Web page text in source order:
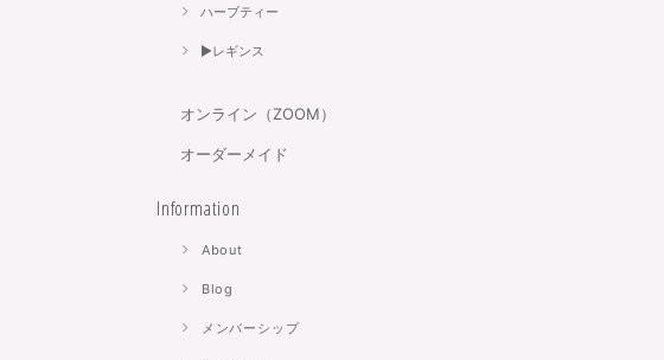
ハーブティー
▶︎レギンス
オンライン（ZOOM）
オーダーメイド
Information
About
Blog
メンバーシップ